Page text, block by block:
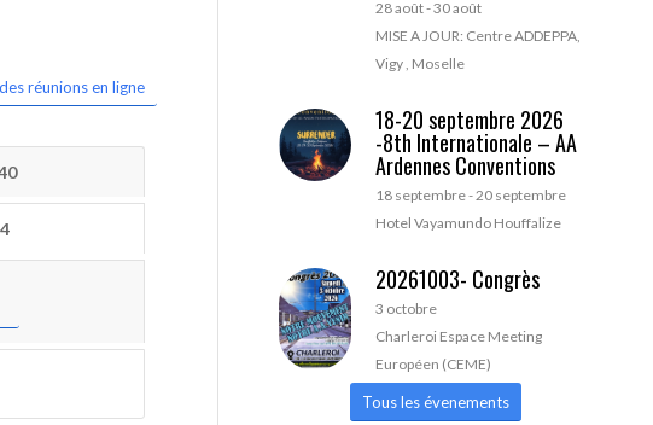
réunions en ligne
28 août-30 août
MISE A JOUR: Centre ADDEPPA,
Vigy , Moselle
18-20 septembre 2026
-8th Internationale – AA
Ardennes Conventions
18 septembre-20 septembre
Hotel Vayamundo Houffalize
20261003- Congrès
3 octobre
Charleroi Espace Meeting
Européen (CEME)
Tous les évenements